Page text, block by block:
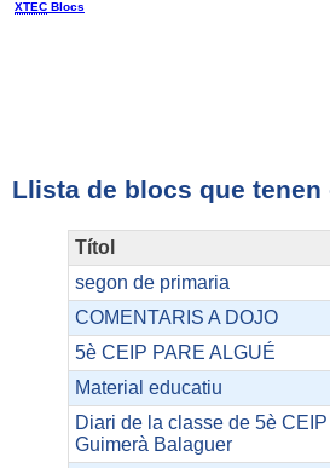
XTEC Blocs
Llista de blocs que
Títol
segon de primaria
COMENTARIS A DOJO
5è CEIP PARE ALGUÉ
Material educatiu
Diari de la classe de 5è CEIP
Guimerà Balaguer